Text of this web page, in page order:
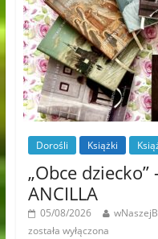
Dorośli Książki
„Obce
ANCILLA
05/08/2026
została wyłączona